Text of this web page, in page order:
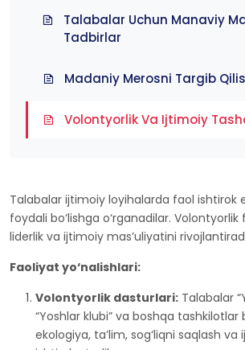
Talabalar Uchun Manaviy
Tadbirlar
Madaniy Merosni Targib
Volontyorlik Va Ijtimoiy
Talabalar ijtimoiy loyihalarda faol ishtirok
foydali bo‘lishga o‘rganadilar.
liderlik va ijtimoiy mas’uliyatini
Faoliyat yo‘nalishlari:
Volontyorlik dasturlari: Talabalar
“Yoshlar klubi” va boshqa tashkilotlar
ekologiya, ta’lim, sog‘liqni saqlash